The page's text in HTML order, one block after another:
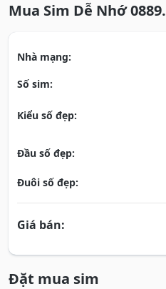
Mua Sim Dễ Nhớ
Nhà mạng:
Số sim:
Kiểu số đẹp:
Đầu số đẹp:
Đuôi số đẹp:
Giá bán:
Đặt mua sim